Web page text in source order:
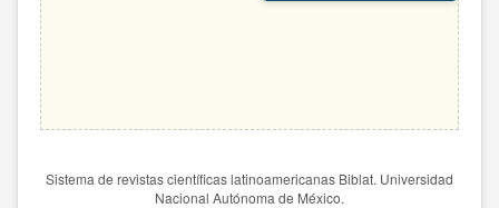
Sistema de revistas científicas latinoamericanas Biblat. Universidad
Nacional Autónoma de México.